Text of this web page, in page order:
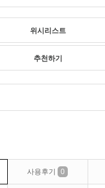
위시리스트
추천하기
사용후기 0